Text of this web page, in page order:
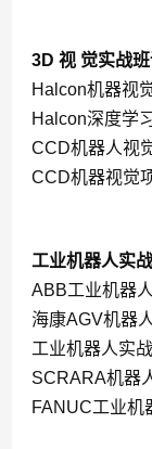
3D 视 觉实战
Halcon机器视
Halcon深度学
CCD机器人视
CCD机器视觉
工业机器人实
ABB工业机器
海康AGV机器
工业机器人实
SCRARA机器
FANUC工业机